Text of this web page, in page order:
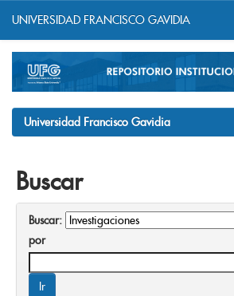
navigation
UNIVERSIDAD FRANCISCO GAVIDIA
Universidad Francisco Gavidia
Buscar
Buscar:
por